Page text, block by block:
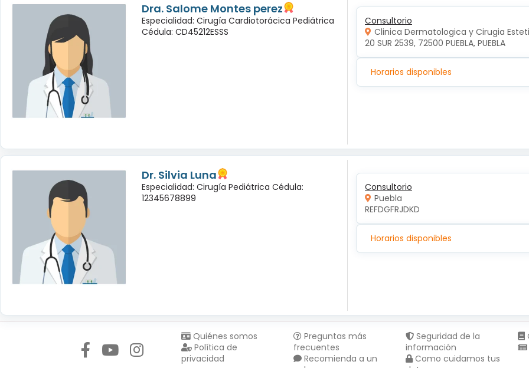
Dra. Salome Montes perez
Especialidad: Cirugía Cardiotorácica Pediátrica
Cédula: CD45212ESSS
Consultorio
Clinica Dermatologica y Cirugia
20 SUR 2539, 72500 PUEBLA, PUEBLA
Horarios disponibles
Dr. Silvia Luna
Especialidad: Cirugía Pediátrica Cédula:
12345678899
Consultorio
Puebla
REFDGFRJDKD
Horarios disponibles
Quiénes somos
Política de
privacidad
Preguntas más
frecuentes
Recomienda a un
Seguridad de la
información
Como cuidamos tus